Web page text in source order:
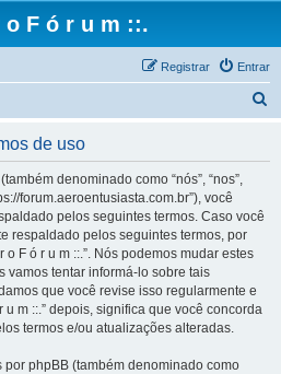
o F ó r u m ::.
Entrar
Registrar
de uso
denominado como “nós”, “nos”,
forum.aeroentusiasta.com.br”), você
pelos seguintes termos. Caso você
respaldado pelos seguintes termos, por
o F ó r u m ::.”. Nós podemos mudar estes
vamos tentar informá-lo sobre tais
que você revise isso regularmente e
u m ::.” depois, significa que você concorda
termos e/ou atualizações alteradas.
phpBB (também denominado como